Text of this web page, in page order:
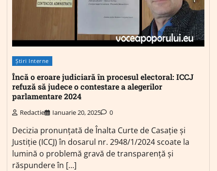
Știri Interne
Încă o eroare judiciară în procesul electoral: ICCJ
refuză să judece o contestare a alegerilor
parlamentare 2024
Redactie Ianuarie 20, 2025 0
Decizia pronunțată de Înalta Curte de Casație și
Justiție (ICCJ) în dosarul nr. 2948/1/2024 scoate la
lumină o problemă gravă de transparență și
răspundere în […]